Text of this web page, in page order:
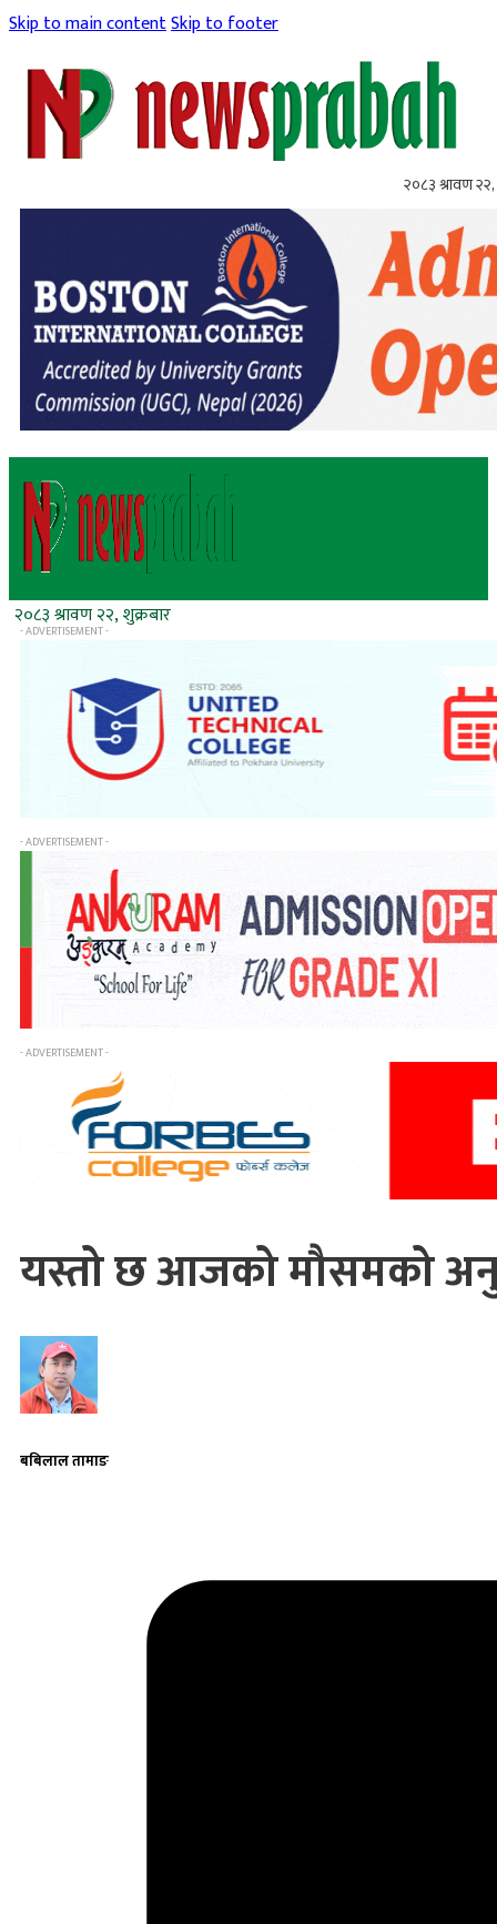
Skip to main contentSkip to footer
२०८३ श्रावण २२,
२०८३ श्रावण २२, शुक्रबार
- ADVERTISEMENT -
- ADVERTISEMENT -
- ADVERTISEMENT -
यस्तो छ आजको मौसमको
बबिलाल तामाङ